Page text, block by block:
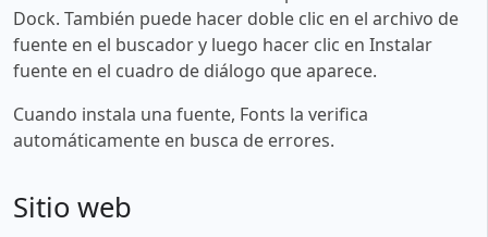
Dock. También puede hacer doble clic en el archivo de
fuente en el buscador y luego hacer clic en Instalar
fuente en el cuadro de diálogo que aparece.
Cuando instala una fuente, Fonts la verifica
automáticamente en busca de errores.
Sitio web